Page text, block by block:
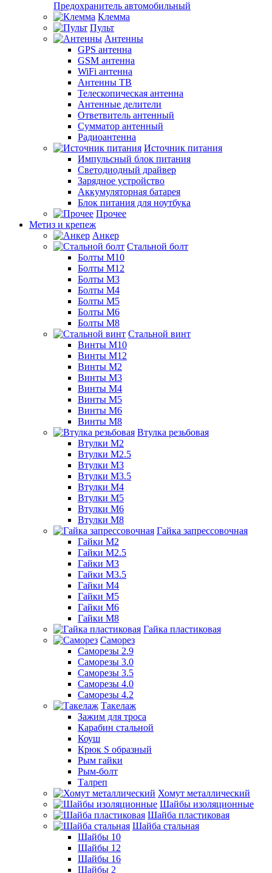
Предохранитель автомобильный
Клемма
Пульт
Антенны
GPS антенна
GSM антенна
WiFi антенна
Антенны ТВ
Телескопическая антенна
Антенные делители
Ответвитель антенный
Сумматор антенный
Радиоантенна
Источник питания
Импульсный блок питания
Светодиодный драйвер
Зарядное устройство
Аккумуляторная батарея
Блок питания для ноутбука
Прочее
Метиз и крепеж
Анкер
Стальной болт
Болты М10
Болты М12
Болты М3
Болты М4
Болты М5
Болты М6
Болты М8
Стальной винт
Винты М10
Винты М12
Винты М2
Винты М3
Винты М4
Винты М5
Винты М6
Винты М8
Втулка резьбовая
Втулки М2
Втулки М2.5
Втулки М3
Втулки М3.5
Втулки М4
Втулки М5
Втулки М6
Втулки М8
Гайка запрессовочная
Гайки М2
Гайки М2.5
Гайки М3
Гайки М3.5
Гайки М4
Гайки М5
Гайки М6
Гайки М8
Гайка пластиковая
Саморез
Саморезы 2.9
Саморезы 3.0
Саморезы 3.5
Саморезы 4.0
Саморезы 4.2
Такелаж
Зажим для троса
Карабин стальной
Коуш
Крюк S образный
Рым гайки
Рым-болт
Талреп
Хомут металлический
Шайбы изоляционные
Шайба пластиковая
Шайба стальная
Шайбы 10
Шайбы 12
Шайбы 16
Шайбы 2